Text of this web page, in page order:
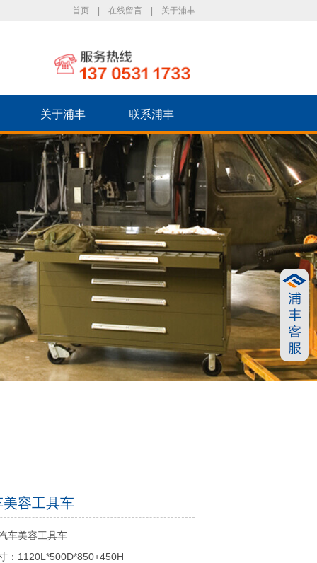
首页 在线留言 关于浦丰
关于浦丰 联系浦丰
美容工具车
车美容工具车
：1120L*500D*850+450H